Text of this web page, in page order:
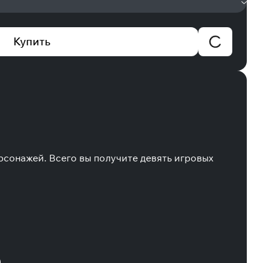
Купить
Всего вы получите девять игровых